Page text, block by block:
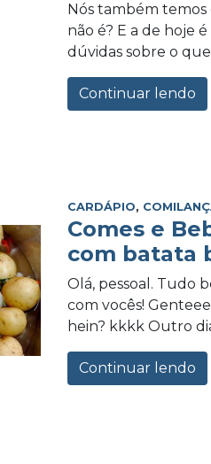
Nós também temos
não é? E a de hoje
dúvidas sobre o que
Continuar lendo
CARDÁPIO,
Comes e
com batata
Olá, pessoal. Tudo
com vocês!
hein? kkkk Outro
Continuar lendo